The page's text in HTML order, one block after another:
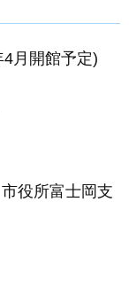
月開館予定)
役所富士岡支